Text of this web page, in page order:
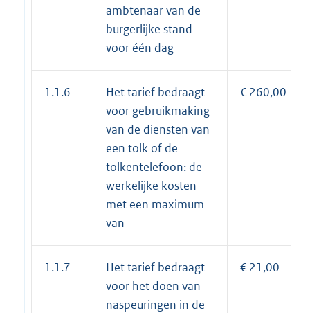
ambtenaar van de
burgerlijke stand
voor één dag
1.1.6
Het tarief bedraagt
voor gebruikmaking
van de diensten van
een tolk of de
tolkentelefoon: de
werkelijke kosten
met een maximum
van
€ 260,00
1.1.7
Het tarief bedraagt
voor het doen van
naspeuringen in de
€ 21,00